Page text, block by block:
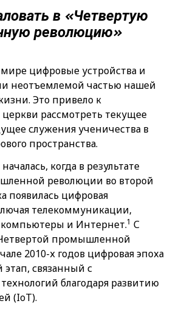
в «Четвертую
революцию»
цифровые устройства и
неотъемлемой частью нашей
Это привело к
рассмотреть текущее
служения ученичества в
пространства.
когда в результате
революции во второй
появилась цифровая
телекоммуникации,
и Интернет.1 С
промышленной
2010-х годов цифровая эпоха
связанный с
благодаря развитию
(IoT).